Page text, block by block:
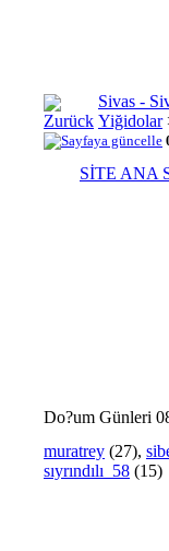
Sivas -
Yiğidolar
SİTE ANA
Do?um Günleri
muratrey (27),
sıyrındılı_58 (15)